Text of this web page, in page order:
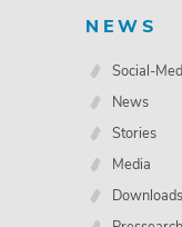
NEWS
Social-
News
Stories
Media
Downloads